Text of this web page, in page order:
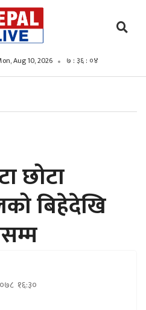
Aug 10, 2026 ७ : ३६ : ०५
छोटा
बिहेदेखि
१६:३०